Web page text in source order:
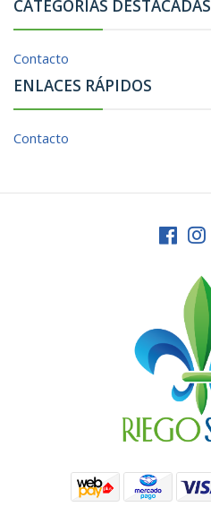
CATEGORÍAS DESTACADAS
Contacto
ENLACES RÁPIDOS
Contacto